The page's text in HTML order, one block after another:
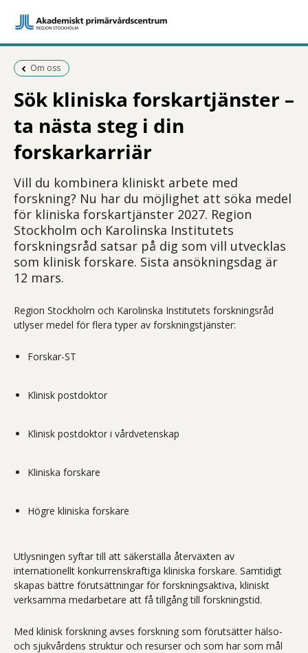
Föregående sida:
Om oss
Sök kliniska forskartjänster –
ta nästa steg i din
forskarkarriär
Vill du kombinera kliniskt arbete med
forskning? Nu har du möjlighet att söka medel
för kliniska forskartjänster 2027. Region
Stockholm och Karolinska Institutets
forskningsråd satsar på dig som vill utvecklas
som klinisk forskare. Sista ansökningsdag är
12 mars.
Region Stockholm och Karolinska Institutets forskningsråd
utlyser medel för flera typer av forskningstjänster:
Forskar-ST
Klinisk postdoktor
Klinisk postdoktor i vårdvetenskap
Kliniska forskare
Högre kliniska forskare
Utlysningen syftar till att säkerställa återväxten av
internationellt konkurrenskraftiga kliniska forskare. Samtidigt
skapas bättre förutsättningar för forskningsaktiva, kliniskt
verksamma medarbetare att få tillgång till forskningstid.
Med klinisk forskning avses forskning som förutsätter hälso-
och sjukvårdens struktur och resurser och som har som mål